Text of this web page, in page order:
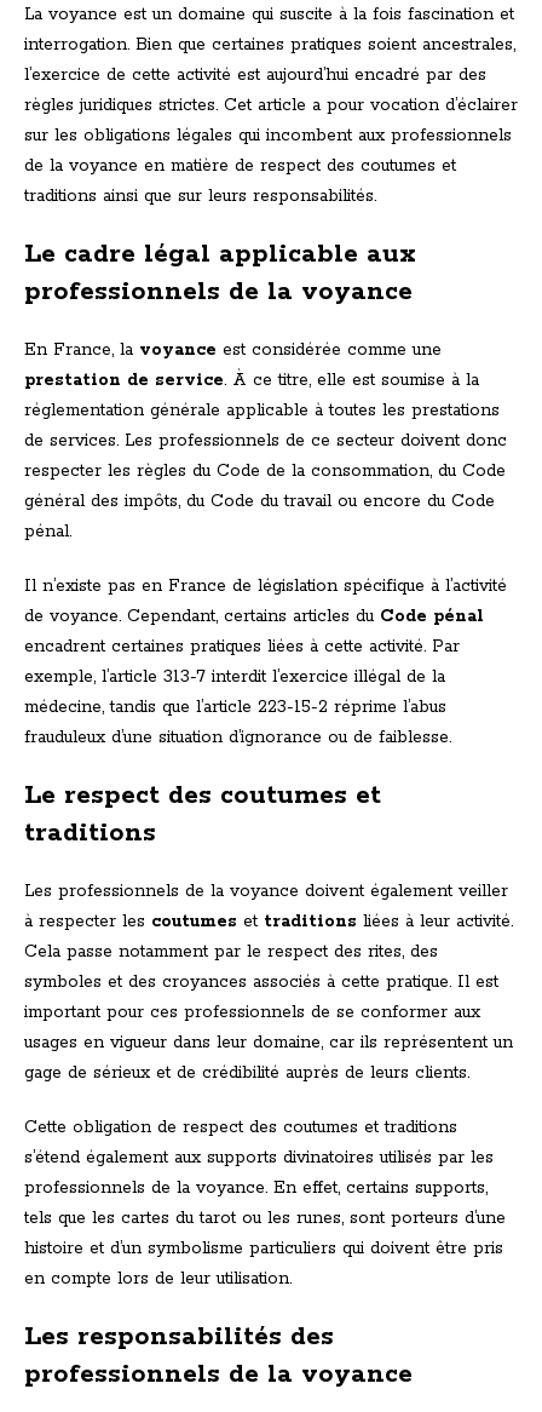
La voyance est un domaine qui suscite à la fois fascination et
interrogation. Bien que certaines pratiques soient ancestrales,
l’exercice de cette activité est aujourd’hui encadré par des
règles juridiques strictes. Cet article a pour vocation d’éclairer
sur les obligations légales qui incombent aux professionnels
de la voyance en matière de respect des coutumes et
traditions ainsi que sur leurs responsabilités.
Le cadre légal applicable aux
professionnels de la voyance
En France, la voyance est considérée comme une
prestation de service. À ce titre, elle est soumise à la
réglementation générale applicable à toutes les prestations
de services. Les professionnels de ce secteur doivent donc
respecter les règles du Code de la consommation, du Code
général des impôts, du Code du travail ou encore du Code
pénal.
Il n’existe pas en France de législation spécifique à l’activité
de voyance. Cependant, certains articles du Code pénal
encadrent certaines pratiques liées à cette activité. Par
exemple, l’article 313-7 interdit l’exercice illégal de la
médecine, tandis que l’article 223-15-2 réprime l’abus
frauduleux d’une situation d’ignorance ou de faiblesse.
Le respect des coutumes et
traditions
Les professionnels de la voyance doivent également veiller
à respecter les coutumes et traditions liées à leur activité.
Cela passe notamment par le respect des rites, des
symboles et des croyances associés à cette pratique. Il est
important pour ces professionnels de se conformer aux
usages en vigueur dans leur domaine, car ils représentent un
gage de sérieux et de crédibilité auprès de leurs clients.
Cette obligation de respect des coutumes et traditions
s’étend également aux supports divinatoires utilisés par les
professionnels de la voyance. En effet, certains supports,
tels que les cartes du tarot ou les runes, sont porteurs d’une
histoire et d’un symbolisme particuliers qui doivent être pris
en compte lors de leur utilisation.
Les responsabilités des
professionnels de la voyance